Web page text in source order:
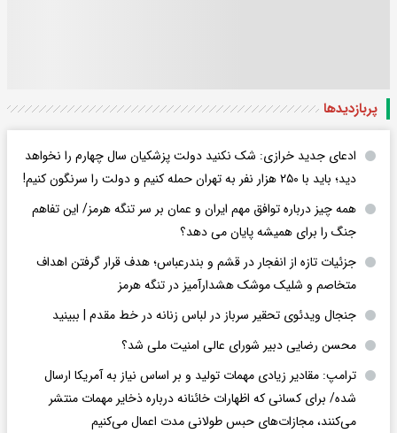
پربازدید‌ها
ادعای جدید خرازی: شک نکنید دولت پزشکیان سال چهارم را نخواهد
دید؛ باید با ۲۵۰ هزار نفر به تهران حمله کنیم و دولت را سرنگون کنیم!
همه چیز درباره توافق مهم ایران و عمان بر سر تنگه هرمز/ این تفاهم
جنگ را برای همیشه پایان می دهد؟
جزئیات تازه از انفجار در قشم و بندرعباس؛ هدف قرار گرفتن اهداف
متخاصم و شلیک موشک هشدارآمیز در تنگه هرمز
جنجال ویدئوی تحقیر سرباز در لباس زنانه در خط مقدم | ببینید
محسن رضایی دبیر شورای عالی امنیت ملی شد؟
ترامپ: مقادیر زیادی مهمات تولید و بر اساس نیاز به آمریکا ارسال
شده/ برای کسانی که اظهارات خائنانه درباره ذخایر مهمات منتشر
می‌کنند، مجازات‌های حبس طولانی مدت اعمال می‌کنیم